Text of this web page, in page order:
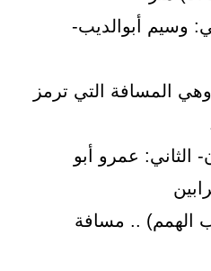
وسيم أبوالديب-
(11) كم .. وهي المسافة التي ترمز
الثاني: عمرو أبو
الهمم) .. مسافة